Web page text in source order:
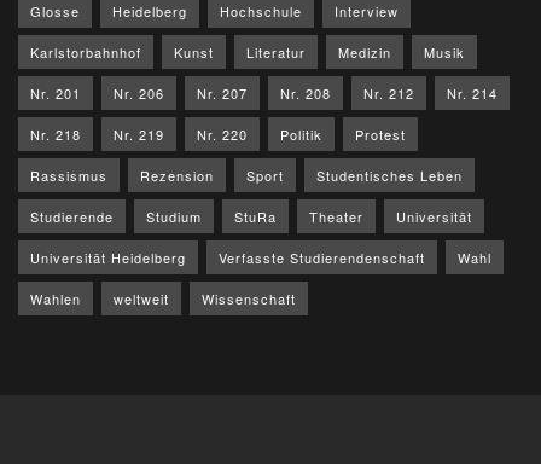
Glosse Heidelberg Hochschule Interview
Karlstorbahnhof Kunst Literatur Medizin Musik
Nr. 201 Nr. 206 Nr. 207 Nr. 208 Nr. 212 Nr. 214
Nr. 218 Nr. 219 Nr. 220 Politik Protest
Rassismus Rezension Sport Studentisches Leben
Studierende Studium StuRa Theater Universität
Universität Heidelberg Verfasste Studierendenschaft Wahl
Wahlen weltweit Wissenschaft